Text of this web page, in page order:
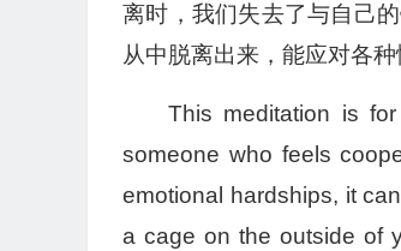
离时，我们失去了与自己
从中脱离出来，能应对各种
This meditation is
someone who feels
emotional hardships, it
a cage on the outside of